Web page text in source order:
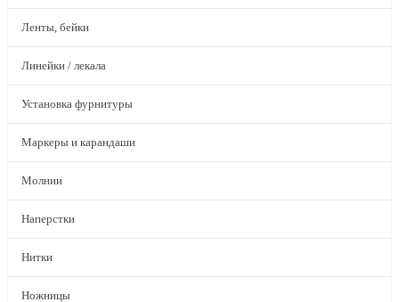
Ленты, бейки
Линейки / лекала
Установка фурнитуры
Маркеры и карандаши
Молнии
Наперстки
Нитки
Ножницы